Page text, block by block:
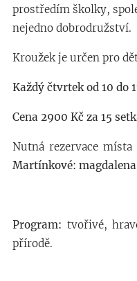
prostředím školky,
nejedno dobrodružství.
Kroužek je určen pro
Každý čtvrtek od 10 do
Cena 2900 Kč za 15
Nutná rezervace
Martínkové:
Program: tvořivé,
přírodě.